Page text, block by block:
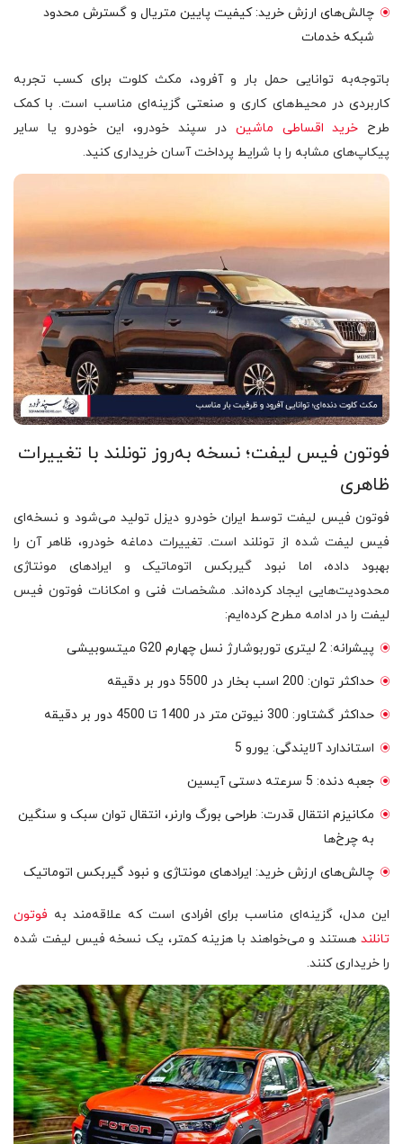
چالش‌های ارزش خرید: کیفیت پایین متریال و گسترش محدود
شبکه خدمات
باتوجه‌به توانایی حمل بار و آفرود، مکث کلوت برای کسب تجربه
کاربردی در محیط‌های کاری و صنعتی گزینه‌ای مناسب است. با کمک
طرح خرید اقساطی ماشین در سپند خودرو، این خودرو یا سایر
پیکاپ‌های مشابه را با شرایط پرداخت آسان خریداری کنید.
فوتون فیس لیفت؛ نسخه به‌روز تونلند با تغییرات
ظاهری
فوتون فیس لیفت توسط ایران خودرو دیزل تولید می‌شود و نسخه‌ای
فیس لیفت شده از تونلند است. تغییرات دماغه خودرو، ظاهر آن را
بهبود داده، اما نبود گیربکس اتوماتیک و ایرادهای مونتاژی
محدودیت‌هایی ایجاد کرده‌اند. مشخصات فنی و امکانات فوتون فیس
لیفت را در ادامه مطرح کرده‌ایم:
پیشرانه: 2 لیتری توربوشارژ نسل چهارم G20 میتسوبیشی
حداکثر توان: 200 اسب بخار در 5500 دور بر دقیقه
حداکثر گشتاور: 300 نیوتن متر در 1400 تا 4500 دور بر دقیقه
استاندارد آلایندگی: یورو 5
جعبه دنده: 5 سرعته دستی آیسین
مکانیزم انتقال قدرت: طراحی بورگ وارنر، انتقال توان سبک و سنگین
به چرخ‌ها
چالش‌های ارزش خرید: ایرادهای مونتاژی و نبود گیربکس اتوماتیک
این مدل، گزینه‌ای مناسب برای افرادی است که علاقه‌مند به فوتون
تانلند هستند و می‌خواهند با هزینه کمتر، یک نسخه فیس لیفت شده
را خریداری کنند.